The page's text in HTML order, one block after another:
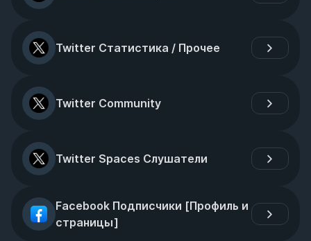
Twitter Статистика / Прочее
Twitter Community
Twitter Spaces Слушатели
Facebook Подписчики [Профиль и
страницы]